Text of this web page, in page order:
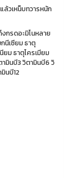
เหน็บทวารหนัก
กรดอะมิโนหลาย
นีเซียม ธาตุ
ม ธาตุโครเมียม
ามินบี3 วิตามินบี6 วิ
นบี12